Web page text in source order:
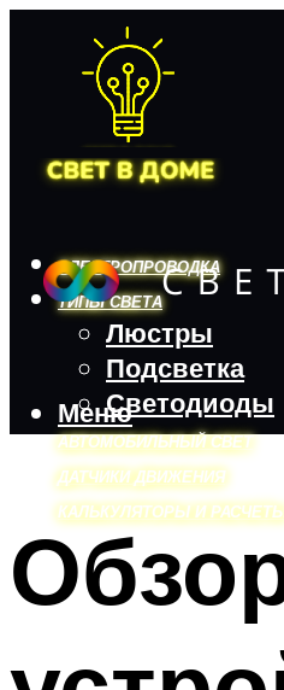
ЭЛЕКТРОПРОВОДКА
ТИПЫ СВЕТА
Люстры
Подсветка
Светодиоды
АВТОМОБИЛЬНЫЙ СВЕТ
ДАТЧИКИ ДВИЖЕНИЯ
КАЛЬКУЛЯТОРЫ И
Меню
Меню